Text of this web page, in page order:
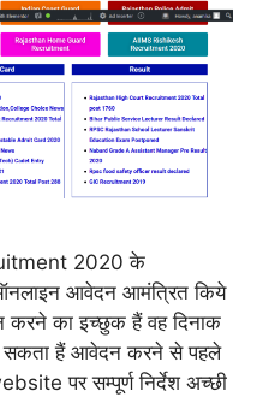
2020 के
आवेदन आमंत्रित किये
का इच्छुक हैं वह दिनाक
हैं आवेदन करने से पहले
पर सम्पूर्ण निर्देश अच्छी